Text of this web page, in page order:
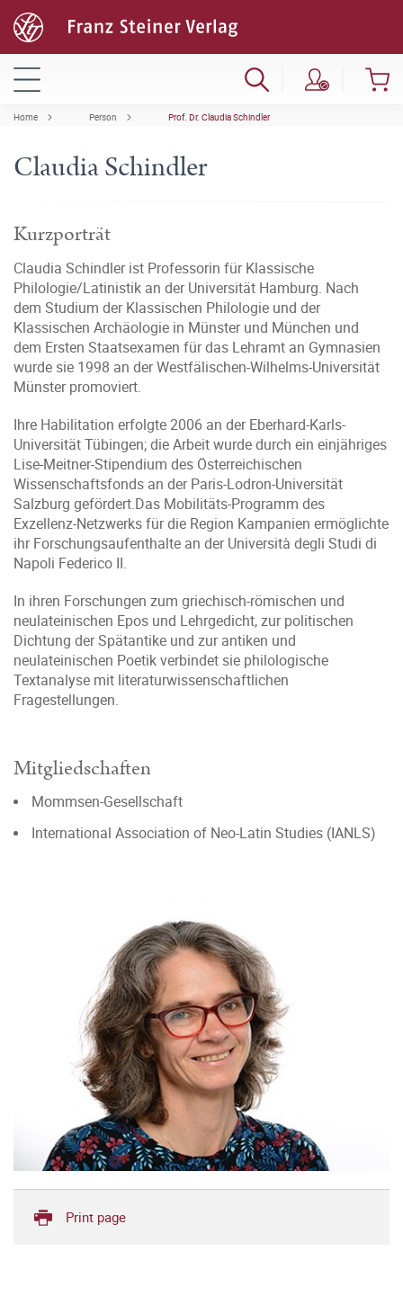
Home Person Prof. Dr. Claudia Schindler
Claudia Schindler
Kurzporträt
Claudia Schindler ist Professorin für Klassische
Philologie/Latinistik an der Universität Hamburg. Nach
dem Studium der Klassischen Philologie und der
Klassischen Archäologie in Münster und München und
dem Ersten Staatsexamen für das Lehramt an Gymnasien
wurde sie 1998 an der Westfälischen-Wilhelms-Universität
Münster promoviert.
Ihre Habilitation erfolgte 2006 an der Eberhard-Karls-
Universität Tübingen; die Arbeit wurde durch ein einjähriges
Lise-Meitner-Stipendium des Österreichischen
Wissenschaftsfonds an der Paris-Lodron-Universität
Salzburg gefördert.Das Mobilitäts-Programm des
Exzellenz-Netzwerks für die Region Kampanien ermöglichte
ihr Forschungsaufenthalte an der Università degli Studi di
Napoli Federico II.
In ihren Forschungen zum griechisch-römischen und
neulateinischen Epos und Lehrgedicht, zur politischen
Dichtung der Spätantike und zur antiken und
neulateinischen Poetik verbindet sie philologische
Textanalyse mit literaturwissenschaftlichen
Fragestellungen.
Mitgliedschaften
Mommsen-Gesellschaft
International Association of Neo-Latin Studies (IANLS)
Print page